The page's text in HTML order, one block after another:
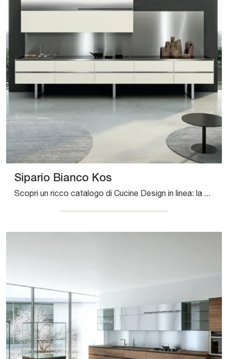
Sipario Bianco Kos
Scopri un ricco catalogo di Cucine Design in linea: la cucina Sipario Bianco Kos Aran è adesso disponibile in HPL!